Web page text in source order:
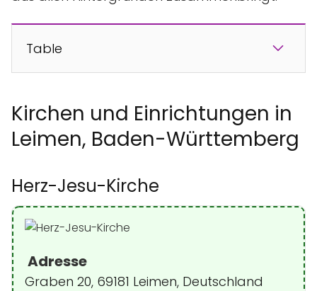
Table
Kirchen und Einrichtungen in
Leimen, Baden-Württemberg
Herz-Jesu-Kirche
Adresse
Graben 20, 69181 Leimen, Deutschland